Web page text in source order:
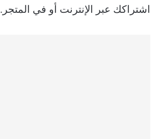
اشتراكك عبر الإنترنت أو في المتجر.